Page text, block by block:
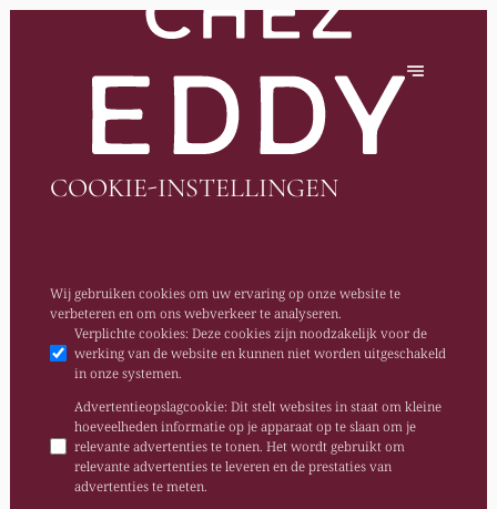
COOKIE-INSTELLINGEN
Wij gebruiken cookies om uw ervaring op onze website te
verbeteren en om ons webverkeer te analyseren.
Verplichte cookies: Deze cookies zijn noodzakelijk voor de
werking van de website en kunnen niet worden uitgeschakeld
in onze systemen.
Advertentieopslagcookie: Dit stelt websites in staat om kleine
hoeveelheden informatie op je apparaat op te slaan om je
relevante advertenties te tonen. Het wordt gebruikt om
relevante advertenties te leveren en de prestaties van
advertenties te meten.